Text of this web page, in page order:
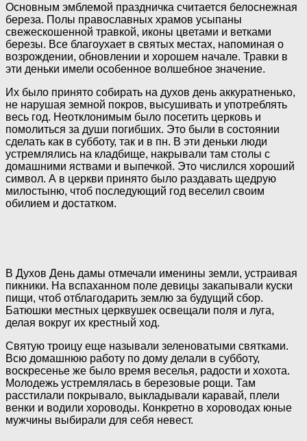
Основным эмблемой праздничка считается белоснежная
береза. Полы православных храмов усыпаны
свежескошенной травкой, иконы цветами и ветками
березы. Все благоухает в святых местах, напоминая о
возрождении, обновлении и хорошем начале. Травки в
эти деньки имели особенное волшебное значение.
Их было принято собирать на духов день аккуратненько,
не нарушая земной покров, высушивать и употреблять
весь год. Неотклонимым было посетить церковь и
помолиться за души погибших. Это были в состоянии
сделать как в субботу, так и в пн. В эти деньки люди
устремлялись на кладбище, накрывали там столы с
домашними яствами и выпечкой. Это числился хороший
символ. А в церкви принято было раздавать щедрую
милостыню, чтоб последующий год веселил своим
обилием и достатком.
В Духов День дамы отмечали именины земли, устраивая
пикники. На вспаханном поле девицы закапывали куски
пищи, чтоб отблагодарить землю за будущий сбор.
Батюшки местных церквушек освещали поля и луга,
делая вокруг их крестный ход.
Святую троицу еще называли зеленоватыми святками.
Всю домашнюю работу по дому делали в субботу,
воскресенье же было время веселья, радости и хохота.
Молодежь устремлялась в березовые рощи. Там
расстилали покрывало, выкладывали каравай, плели
венки и водили хороводы. Конкретно в хороводах юные
мужчины выбирали для себя невест.